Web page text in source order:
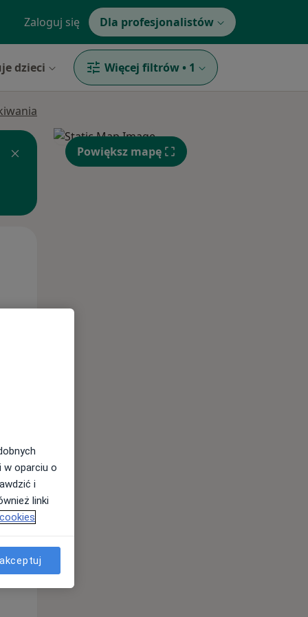
Zaloguj się Dla profesjonalistów
dzieci Więcej filtrów • 1
Pon,
10 Sie
Powiększ mapę
w oparciu o
i
linki